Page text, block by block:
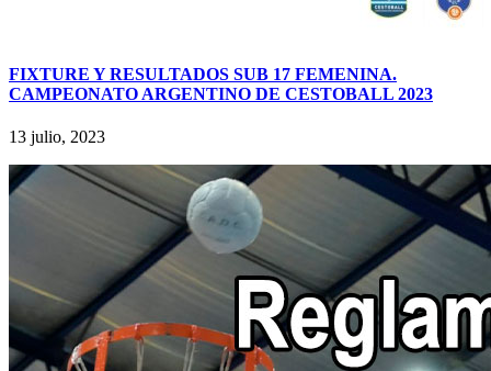
FIXTURE Y RESULTADOS SUB 17 FEMENINA.
CAMPEONATO ARGENTINO DE CESTOBALL 2023
13 julio, 2023